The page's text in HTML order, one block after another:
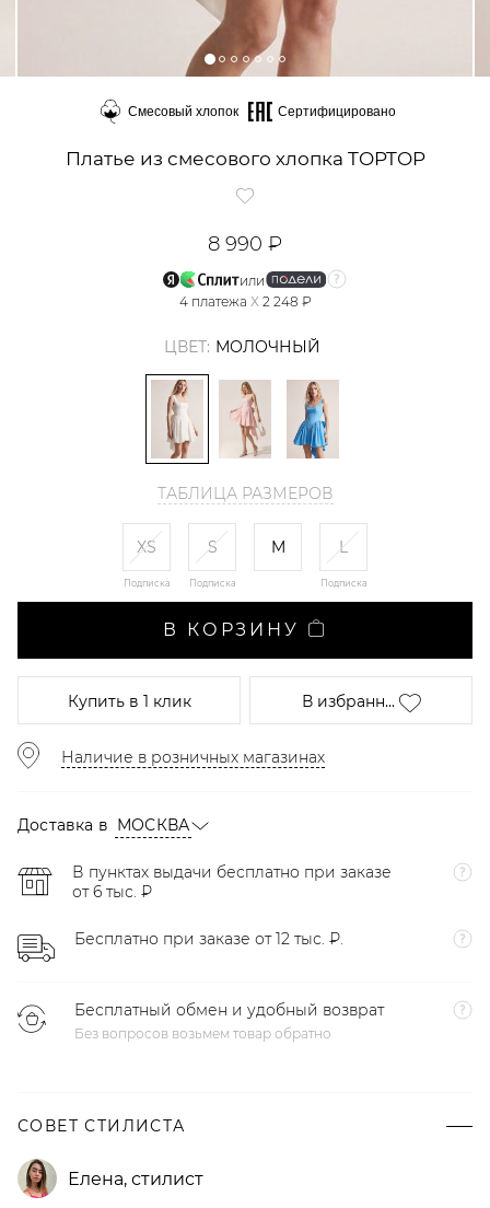
Смесовый хлопок Сертифицировано
Платье из смесового хлопка TOPTOP
8 990 ₽
или
4 платежа X 2 248 ₽
ЦВЕТ: МОЛОЧНЫЙ
ТАБЛИЦА РАЗМЕРОВ
XS
Подписка
S
Подписка
M L
Подписка
В КОРЗИНУ
Купитьв 1 клик В избранн...
Наличие в розничных магазинах
Доставка в МОСКВА
В пунктах выдачи бесплатно при заказе
от 6 тыс. ₽
Бесплатно при заказе от 12 тыс. ₽.
Бесплатный обмен и удобный возврат
Без вопросов возьмем товар обратно
СОВЕТ СТИЛИСТА
Елена, стилист